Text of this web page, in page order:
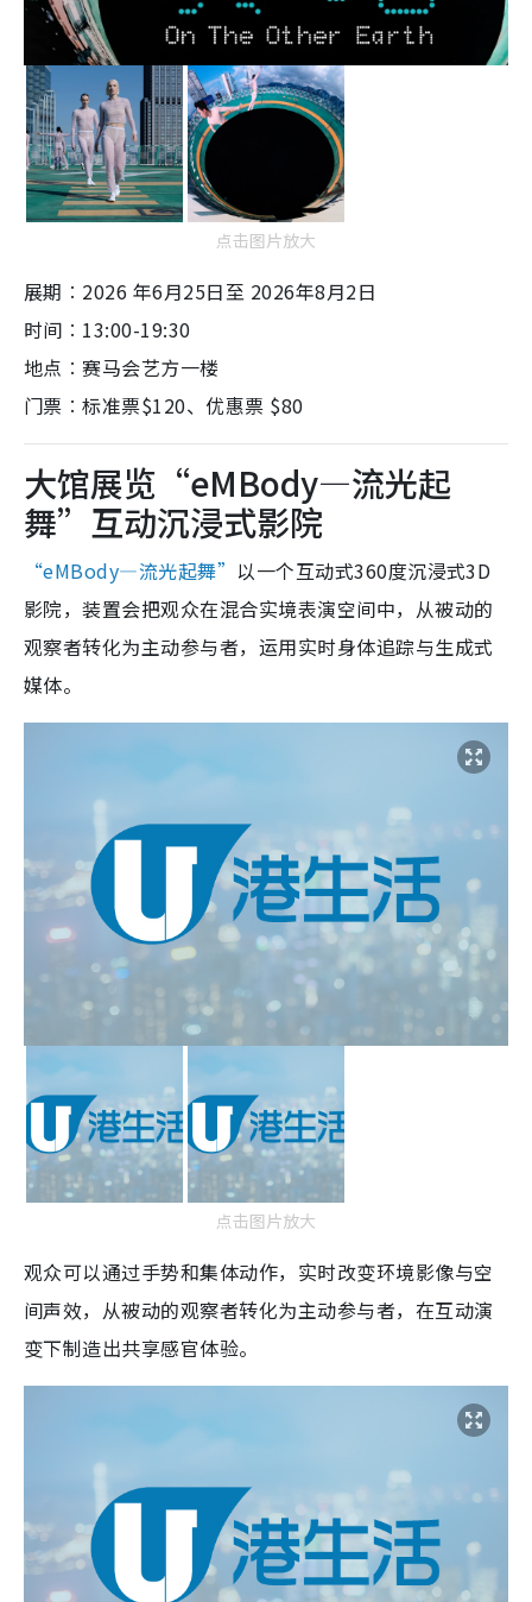
点击图片放大
展期︰2026 年6月25日至 2026年8月2日
时间︰13:00-19:30
地点︰赛马会艺方一楼
门票︰标准票$120、优惠票 $80
大馆展览“eMBody—流光起
舞”互动沉浸式影院
“eMBody—流光起舞” 以一个互动式360度沉浸式3D
影院，装置会把观众在混合实境表演空间中，从被动的
观察者转化为主动参与者，运用实时身体追踪与生成式
媒体。
点击图片放大
观众可以通过手势和集体动作，实时改变环境影像与空
间声效，从被动的观察者转化为主动参与者，在互动演
变下制造出共享感官体验。